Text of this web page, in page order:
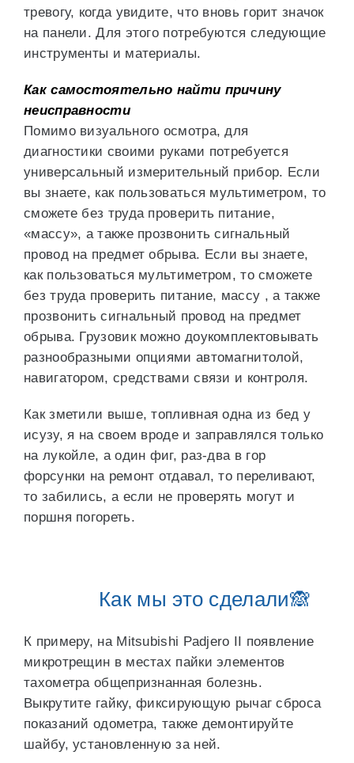
тревогу, когда увидите, что вновь горит значок
на панели. Для этого потребуются следующие
инструменты и материалы.
Как самостоятельно найти причину
неисправности
Помимо визуального осмотра, для
диагностики своими руками потребуется
универсальный измерительный прибор. Если
вы знаете, как пользоваться мультиметром, то
сможете без труда проверить питание,
«массу», а также прозвонить сигнальный
провод на предмет обрыва. Если вы знаете,
как пользоваться мультиметром, то сможете
без труда проверить питание, массу , а также
прозвонить сигнальный провод на предмет
обрыва. Грузовик можно доукомплектовывать
разнообразными опциями автомагнитолой,
навигатором, средствами связи и контроля.
Как зметили выше, топливная одна из бед у
исузу, я на своем вроде и заправлялся только
на лукойле, а один фиг, раз-два в гор
форсунки на ремонт отдавал, то переливают,
то забились, а если не проверять могут и
поршня погореть.
Как мы это сделали🙈
К примеру, на Mitsubishi Padjero II появление
микротрещин в местах пайки элементов
тахометра общепризнанная болезнь.
Выкрутите гайку, фиксирующую рычаг сброса
показаний одометра, также демонтируйте
шайбу, установленную за ней.